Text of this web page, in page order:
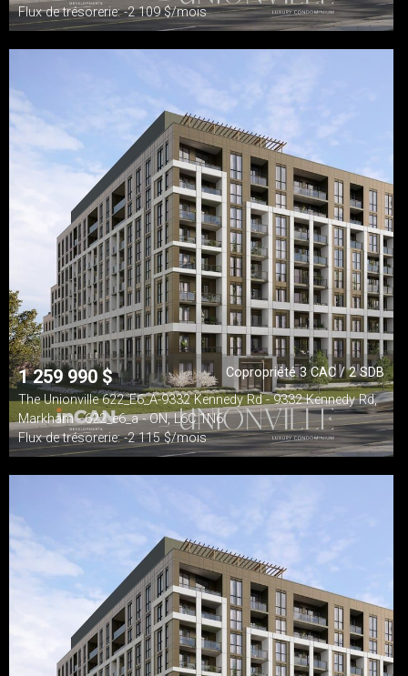
Flux de trésorerie: -2 109 $/mois
1 259 990 $
Copropriété 3 CAC / 2 SDB
The Unionville 622_E6_A-9332 Kennedy Rd - 9332 Kennedy Rd,
Markham - 622_e6_a - ON, L6C 1N6
Flux de trésorerie: -2 115 $/mois